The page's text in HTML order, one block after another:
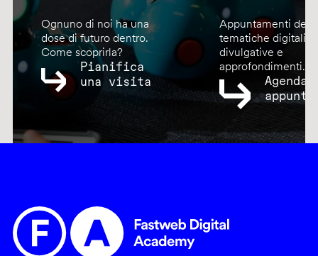
Ognuno di noi ha una
dose di futuro dentro.
Come scoprirla?
Pianifica
una visita
Appuntamenti
tematiche digitali,
divulgative e
approfondimenti.
Agenda